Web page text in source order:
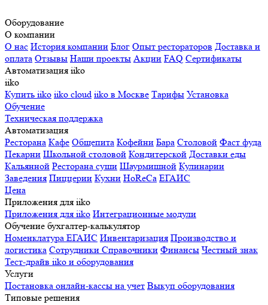
Оборудование
О компании
О нас История компании Блог Опыт рестораторов Доставка и
оплата Отзывы Наши проекты Акции FAQ Сертификаты
Автоматизация iiko
iiko
Купить iiko iiko cloud iiko в Москве Тарифы Установка
Обучение
Техническая поддержка
Автоматизация
Ресторана Кафе Общепита Кофейни Бара Столовой Фаст фуда
Пекарни Школьной столовой Кондитерской Доставки еды
Кальянной Ресторана суши Шаурмишной Кулинарии
Заведения Пиццерии Кухни HoReCa ЕГАИС
Цена
Приложения для iiko
Приложения для iiko Интеграционные модули
Обучение бухгалтер-калькулятор
Номенклатура ЕГАИС Инвентаризация Производство и
логистика Сотрудники Справочники Финансы Честный знак
Тест-драйв iiko и оборудования
Услуги
Постановка онлайн-кассы на учет Выкуп оборудования
Типовые решения